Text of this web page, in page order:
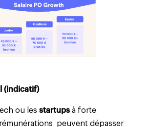
(indicatif)
ou lesstartups à forte
peuvent dépasser